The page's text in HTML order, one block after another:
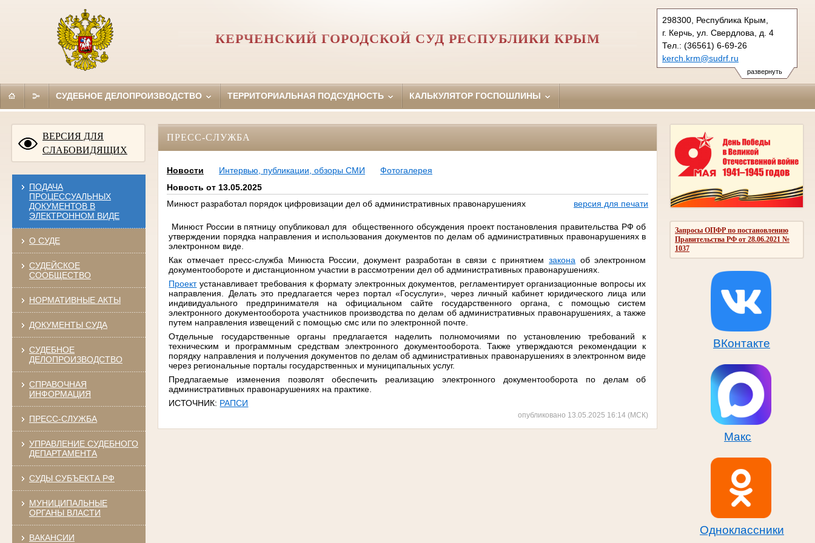
развернуть
298300, Республика Крым,
г. Керчь, ул. Свердлова, д. 4
Тел.: (36561) 6-69-26
kerch.krm@sudrf.ru
КЕРЧЕНСКИЙ ГОРОДСКОЙ СУД РЕСПУБЛИКИ КРЫМ
СУДЕБНОЕ ДЕЛОПРОИЗВОДСТВО ТЕРРИТОРИАЛЬНАЯ ПОДСУДНОСТЬ КАЛЬКУЛЯТОР ГОСПОШЛИНЫ
ВЕРСИЯ ДЛЯ
СЛАБОВИДЯЩИХ
ПОДАЧА
ПРОЦЕССУАЛЬНЫХ
ДОКУМЕНТОВ В
ЭЛЕКТРОННОМ ВИДЕ
О СУДЕ
СУДЕЙСКОЕ
СООБЩЕСТВО
НОРМАТИВНЫЕ АКТЫ
ДОКУМЕНТЫ СУДА
СУДЕБНОЕ
ДЕЛОПРОИЗВОДСТВО
СПРАВОЧНАЯ
ИНФОРМАЦИЯ
ПРЕСС-СЛУЖБА
УПРАВЛЕНИЕ СУДЕБНОГО
ДЕПАРТАМЕНТА
СУДЫ СУБЪЕКТА РФ
МУНИЦИПАЛЬНЫЕ
ОРГАНЫ ВЛАСТИ
ВАКАНСИИ
Запросы ОПФР по постановлению
Правительства РФ от 28.06.2021 №
1037
ВКонтакте
Макс
Одноклассники
ПРЕСС-СЛУЖБА
Новости Интервью, публикации, обзоры СМИ
Фотогалерея
Новость от 13.05.2025
Минюст разработал порядок цифровизации дел об административных правонарушениях
версия для печати
Минюст России в пятницу опубликовал для общественного обсуждения проект постановления правительства РФ об
утверждении порядка направления и использования документов по делам об административных правонарушениях в
электронном виде.
Как отмечает пресс-служба Минюста России, документ разработан в связи с принятиемзакона об электронном
документообороте и дистанционном участии в рассмотрении дел об административных правонарушениях.
Проектустанавливает требования к формату электронных документов, регламентирует организационные вопросы их
направления. Делать это предлагается через портал «Госуслуги», через личный кабинет юридического лица или
индивидуального предпринимателя на официальном сайте государственного органа, с помощью систем
электронного документооборота участников производства по делам об административных правонарушениях, а также
путем направления извещений с помощью смс или по электронной почте.
Отдельные государственные органы предлагается наделить полномочиями по установлению требований к
техническим и программным средствам электронного документооборота. Также утверждаются рекомендации к
порядку направления и получения документов по делам об административных правонарушениях в электронном виде
через региональные порталы государственных и муниципальных услуг.
Предлагаемые изменения позволят обеспечить реализацию электронного документооборота по делам об
административных правонарушениях на практике.
ИСТОЧНИК: РАПСИ
опубликовано 13.05.2025 16:14 (МСК)